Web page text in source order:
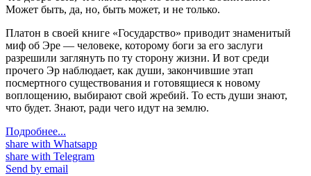
Может быть, да, но, быть может, и не только.
Платон в своей книге «Государство» приводит знаменитый
миф об Эре — человеке, которому боги за его заслуги
разрешили заглянуть по ту сторону жизни. И вот среди
прочего Эр наблюдает, как души, закончившие этап
посмертного существования и готовящиеся к новому
воплощению, выбирают свой жребий. То есть души знают,
что будет. Знают, ради чего идут на землю.
Подробнее...
share with Whatsapp
share with Telegram
Send by email